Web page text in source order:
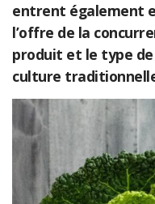
entrent également
l’offre de la
produit et le type
culture